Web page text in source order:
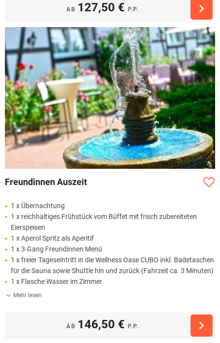
AB 127,50 € P.P.
Freundinnen Auszeit
1 x Übernachtung
1 x reichhaltiges Frühstück vom Büffet mit frisch zubereiteten
Eierspeisen
1 x Aperol Spritz als Aperitif
1 x 3-Gang Freundinnen Menü
1 x freier Tageseintritt in die Wellness Oase CUBO inkl. Badetaschen
für die Sauna sowie Shuttle hin und zurück (Fahrzeit ca. 3 Minuten)
1 x Flasche Wasser im Zimmer
Mehr lesen
AB 146,50 € P.P.